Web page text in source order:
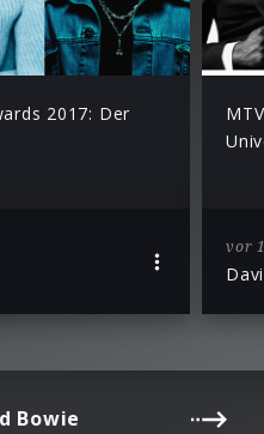
2017: Der
vor
Bowie